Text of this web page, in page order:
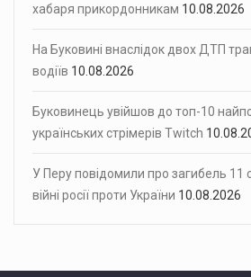
хабаря прикордонникам 10.08.2026
На Буковині внаслідок двох ДТП
водіїв 10.08.2026
Буковинець увійшов до топ-10
українських стрімерів Twitch
У Перу повідомили про загибель 11
війні росії проти України 10.08.2026